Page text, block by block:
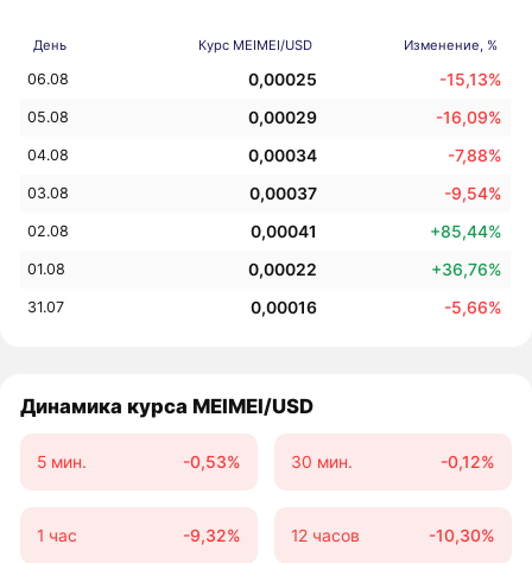
День Курс MEIMEI/USD Изменение, %
06.08 0,00025 -15,13%
05.08 0,00029 -16,09%
04.08 0,00034 -7,88%
03.08 0,00037 -9,54%
02.08 0,00041 +85,44%
01.08 0,00022 +36,76%
31.07 0,00016 -5,66%
Динамика курса MEIMEI/USD
5 мин. -0,53% 30 мин. -0,12%
1 час -9,32% 12 часов -10,30%